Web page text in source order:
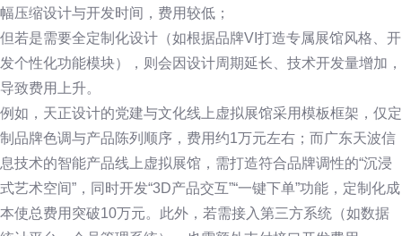
幅压缩设计与开发时间，费用较低；
但若是需要全定制化设计（如根据品牌VI打造专属展馆风格、开
发个性化功能模块），则会因设计周期延长、技术开发量增加，
导致费用上升。
例如，天正设计的党建与文化线上虚拟展馆采用模板框架，仅定
制品牌色调与产品陈列顺序，费用约1万元左右；而广东天波信
息技术的智能产品线上虚拟展馆，需打造符合品牌调性的“沉浸
式艺术空间”，同时开发“3D产品交互”“一键下单”功能，定制化成
本使总费用突破10万元。此外，若需接入第三方系统（如数据